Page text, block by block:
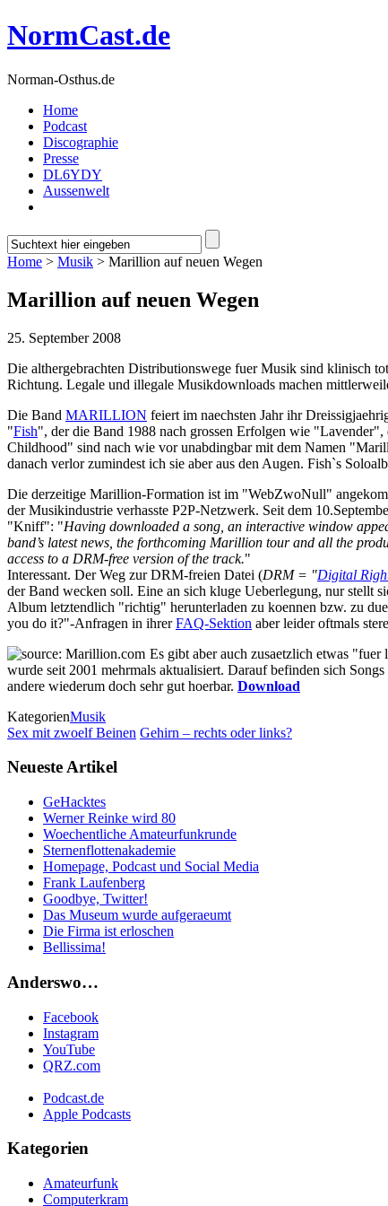
NormCast.de
Norman-Osthus.de
Home
Podcast
Discographie
Presse
DL6YDY
Aussenwelt
Home > Musik > Marillion auf neuen Wegen
Marillion auf neuen Wegen
25. September 2008
Die althergebrachten Distributionswege fuer Musik sind klinisch
Richtung. Legale und illegale Musikdownloads machen
Die Band MARILLION feiert im naechsten Jahr ihr
"Fish", der die Band 1988 nach grossen Erfolgen wie
Childhood" sind nach wie vor unabdingbar mit dem Namen
danach verlor zumindest ich sie aber aus den Augen. Fish`s
Die derzeitige Marillion-Formation ist im "WebZwoNull"
der Musikindustrie verhasste P2P-Netzwerk. Seit dem
"Kniff": "Having downloaded a song, an interactive window
band’s latest news, the forthcoming Marillion tour and all the
access to a DRM-free version of the track."
Interessant. Der Weg zur DRM-freien Datei (DRM = "Digital
der Band wecken soll. Eine an sich kluge Ueberlegung, nur stellt
Album letztendlich "richtig" herunterladen zu koennen bzw. zu
you do it?"-Anfragen in ihrerFAQ-Sektion aber leider oftmals
Es gibt aber auch zusaetzlich etwas
wurde seit 2001 mehrmals aktualisiert. Darauf befinden sich
andere wiederum doch sehr gut hoerbar. Download
KategorienMusik
Sex mit zwoelf Beinen Gehirn – rechts oder links?
Neueste Artikel
GeHacktes
Werner Reinke wird 80
Woechentliche Amateurfunkrunde
Sternenflottenakademie
Homepage, Podcast und Social Media
Frank Laufenberg
Goodbye, Twitter!
Das Museum wurde aufgeraeumt
Die Firma ist erloschen
Bellissima!
Anderswo…
Facebook
Instagram
YouTube
QRZ.com
Podcast.de
Apple Podcasts
Kategorien
Amateurfunk
Computerkram